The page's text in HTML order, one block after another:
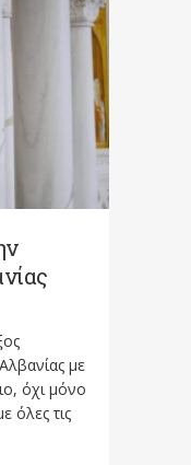
με
όχι μόνο
όλες τις